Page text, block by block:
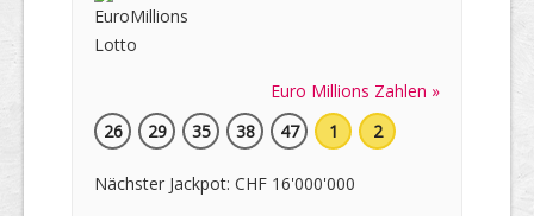
Euro Millions Zahlen »
26
29 35 38 47 1 2
Nächster Jackpot: CHF 16'000'000